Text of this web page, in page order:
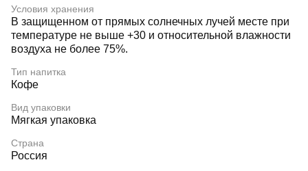
Условия хранения
В защищенном от прямых солнечных лучей месте при
температуре не выше +30 и относительной влажности
воздуха не более 75%.
Тип напитка
Кофе
Вид упаковки
Мягкая упаковка
Страна
Россия